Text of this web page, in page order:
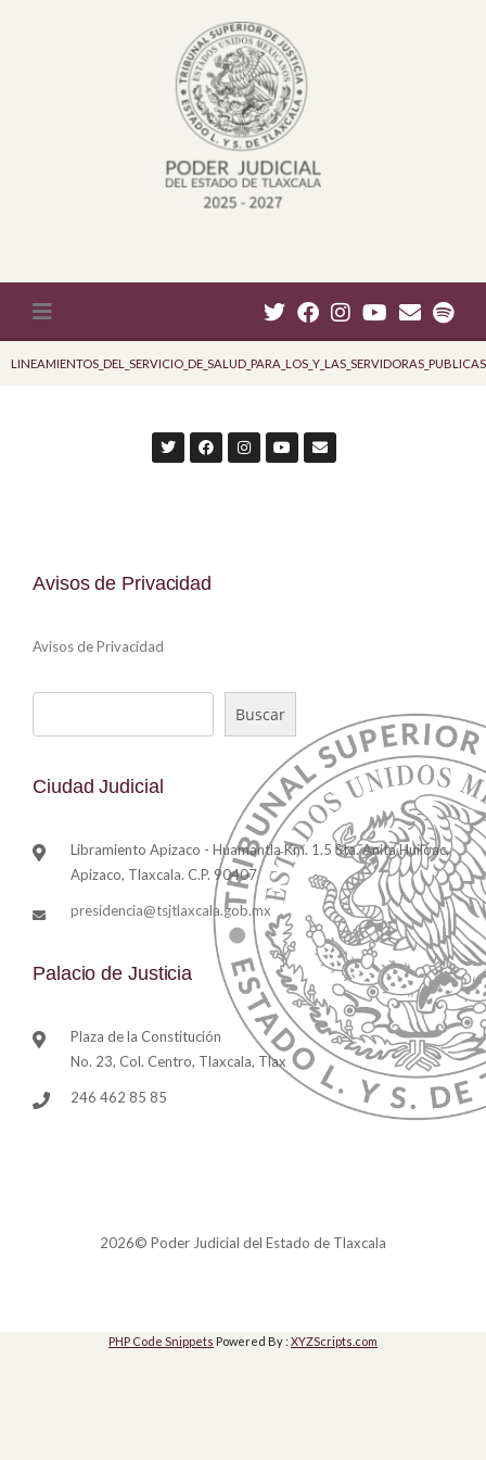
Avisos de Privacidad
Avisos de Privacidad
Buscar
Ciudad Judicial
Libramiento Apizaco - Huamantla Km. 1.5 Sta. Anita Huiloac,
Apizaco, Tlaxcala. C.P. 90407
presidencia@tsjtlaxcala.gob.mx
Palacio de Justicia
Plaza de la Constitución
No. 23, Col. Centro, Tlaxcala, Tlax
246 462 85 85
2026© Poder Judicial del Estado de Tlaxcala
PHP Code Snippets Powered By : XYZScripts.com